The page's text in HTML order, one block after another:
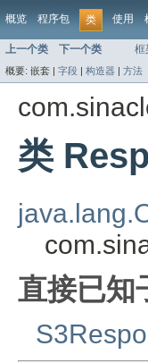
概览 程序包 类 使用
上一个类 下一个类 框
概要: 嵌套 | 字段 | 构造器 | 方法
类
直接已知